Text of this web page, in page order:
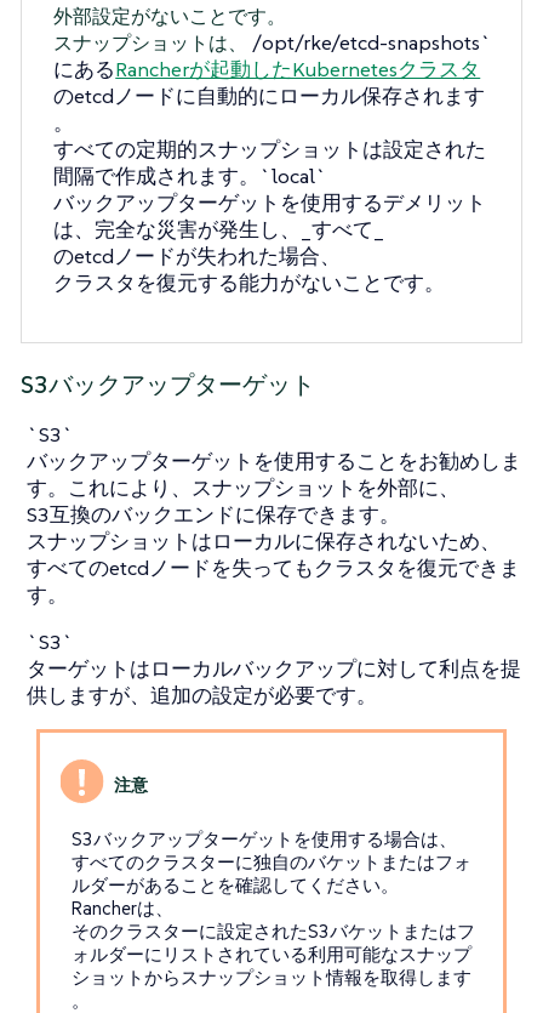
外部設定がないことです。
スナップショットは、
/opt/rke/etcd-snapshots`
にあるRancherが起動したKubernetesクラスタ
のetcdノードに自動的にローカル保存されます
。
すべての定期的スナップショットは設定された
間隔で作成されます。`local`
バックアップターゲットを使用するデメリット
は、完全な災害が発生し、_すべて_
のetcdノードが失われた場合、
クラスタを復元する能力がないことです。
S3バックアップターゲット
`S3`
バックアップターゲットを使用することをお勧めしま
す。これにより、スナップショットを外部に、
S3互換のバックエンドに保存できます。
スナップショットはローカルに保存されないため、
すべてのetcdノードを失ってもクラスタを復元できま
す。
`S3`
ターゲットはローカルバックアップに対して利点を提
供しますが、追加の設定が必要です。
S3バックアップターゲットを使用する場合は、
すべてのクラスターに独自のバケットまたはフォ
ルダーがあることを確認してください。
Rancherは、
そのクラスターに設定されたS3バケットまたはフ
ォルダーにリストされている利用可能なスナップ
ショットからスナップショット情報を取得します
。